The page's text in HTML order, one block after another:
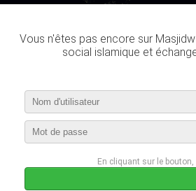
Vous n'êtes pas encore sur
social islamique et
En cliquant sur le